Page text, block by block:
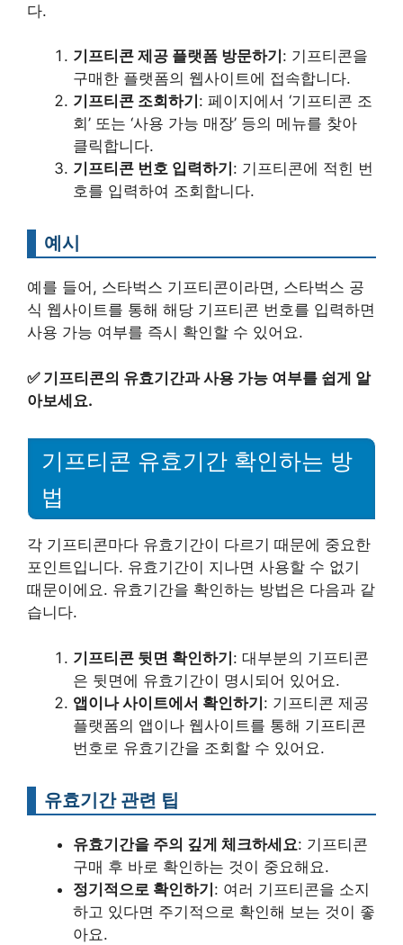
다.
기프티콘 제공 플랫폼 방문하기 : 기프티콘을
구매한 플랫폼의 웹사이트에 접속합니다.
기프티콘 조회하기 : 페이지에서 ‘기프티콘 조
회’ 또는 ‘사용 가능 매장’ 등의 메뉴를 찾아
클릭합니다.
기프티콘 번호 입력하기 : 기프티콘에 적힌 번
호를 입력하여 조회합니다.
예시
예를 들어, 스타벅스 기프티콘이라면, 스타벅스 공
식 웹사이트를 통해 해당 기프티콘 번호를 입력하면
사용 가능 여부를 즉시 확인할 수 있어요.
✅ 기프티콘의 유효기간과 사용 가능 여부를 쉽게 알
아보세요.
기프티콘 유효기간 확인하는 방
법
각 기프티콘마다 유효기간이 다르기 때문에 중요한
포인트입니다. 유효기간이 지나면 사용할 수 없기
때문이에요. 유효기간을 확인하는 방법은 다음과 같
습니다.
기프티콘 뒷면 확인하기: 대부분의 기프티콘
은 뒷면에 유효기간이 명시되어 있어요.
앱이나 사이트에서 확인하기: 기프티콘 제공
플랫폼의 앱이나 웹사이트를 통해 기프티콘
번호로 유효기간을 조회할 수 있어요.
유효기간 관련 팁
유효기간을 주의 깊게 체크하세요: 기프티콘
구매 후 바로 확인하는 것이 중요해요.
정기적으로 확인하기: 여러 기프티콘을 소지
하고 있다면 주기적으로 확인해 보는 것이 좋
아요.